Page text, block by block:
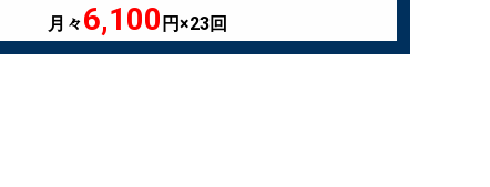
月々6,100 円×23回